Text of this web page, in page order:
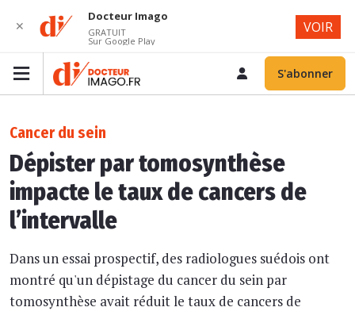
S'abonner
Cancer du sein
Dépister par tomosynthèse
impacte le taux de cancers de
l’intervalle
Dans un essai prospectif, des radiologues suédois ont
montré qu'un dépistage du cancer du sein par
tomosynthèse avait réduit le taux de cancers de
✕
Docteur Imago
GRATUIT
Sur Google Play
VOIR